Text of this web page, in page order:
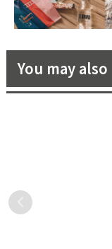
You may
拾起體態自信～居家